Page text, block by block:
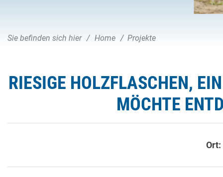
Sie befinden sich hier Home Projekte
RIESIGE HOLZFLASCHEN,
MÖCHTE
Ort: